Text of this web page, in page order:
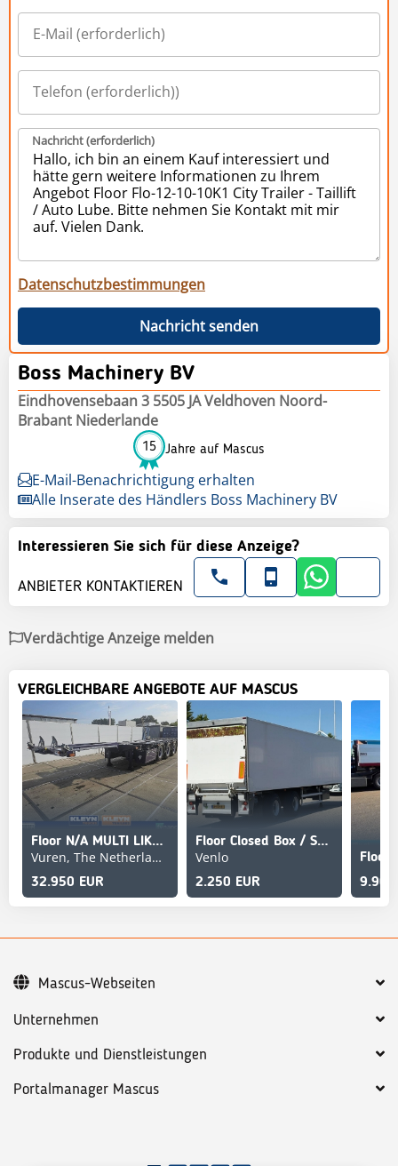
Nachricht (erforderlich)
Datenschutzbestimmungen
Nachricht senden
Boss Machinery BV
Eindhovensebaan 3 5505 JA Veldhoven Noord-
Brabant Niederlande
15 Jahre auf Mascus
E-Mail-Benachrichtigung erhalten
Alle Inserate des Händlers Boss Machinery BV
Interessieren Sie sich für diese Anzeige?
ANBIETER KONTAKTIEREN
Verdächtige Anzeige melden
VERGLEICHBARE ANGEBOTE AUF MASCUS
Floor N/A MULTI LIKE NEW
Vuren, The Netherlands
32.950 EUR
Floor Closed Box / Stuur-As / Laadklep / Bpw-Axle
Venlo
2.250 EUR 9.900
Unternehmen
Produkte und Dienstleistungen
Portalmanager Mascus
Mascus-Webseiten